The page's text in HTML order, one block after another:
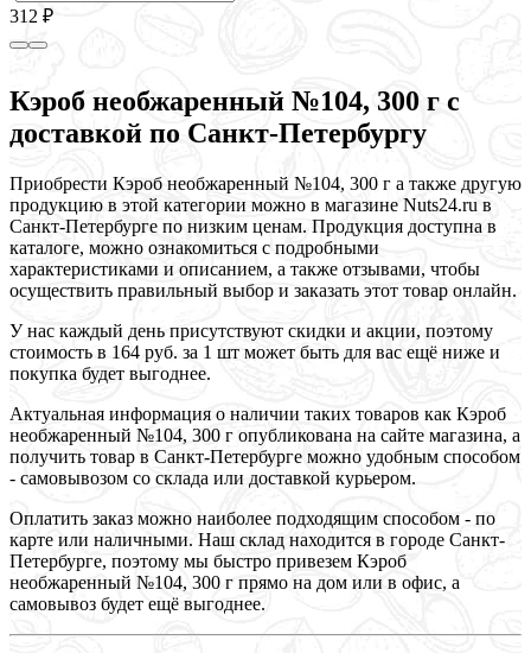
312 ₽
Кэроб необжаренный №104, 300 г с
доставкой по Санкт-Петербургу
Приобрести Кэроб необжаренный №104, 300 г а также другую
продукцию в этой категории можно в магазине Nuts24.ru в
Санкт-Петербурге по низким ценам. Продукция доступна в
каталоге, можно ознакомиться с подробными
характеристиками и описанием, а также отзывами, чтобы
осуществить правильный выбор и заказать этот товар онлайн.
У нас каждый день присутствуют скидки и акции, поэтому
стоимость в 164 руб. за 1 шт может быть для вас ещё ниже и
покупка будет выгоднее.
Актуальная информация о наличии таких товаров как Кэроб
необжаренный №104, 300 г опубликована на сайте магазина, а
получить товар в Санкт-Петербурге можно удобным способом
- самовывозом со склада или доставкой курьером.
Оплатить заказ можно наиболее подходящим способом - по
карте или наличными. Наш склад находится в городе Санкт-
Петербурге, поэтому мы быстро привезем Кэроб
необжаренный №104, 300 г прямо на дом или в офис, а
самовывоз будет ещё выгоднее.